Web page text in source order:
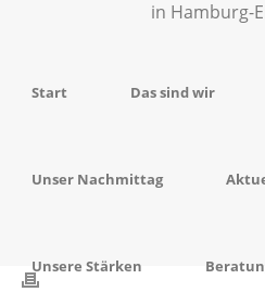
Start Das sind wir
Unser Nachmittag
Unsere Stärken